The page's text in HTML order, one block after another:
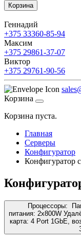
Корзина
Геннадий
+375 33360-85-94
Максим
+375 29861-37-07
Виктор
+375 29761-90-56
Корзина
Корзина пуста.
Главная
Серверы
Конфигуратор
Конфигуратор
Процессоры:
питания: 2x800W
карта: 4 Port 1GbE,